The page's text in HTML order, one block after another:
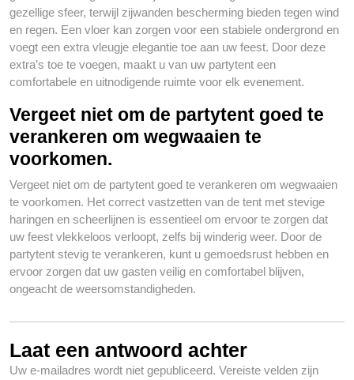
gezellige sfeer, terwijl zijwanden bescherming bieden tegen wind
en regen. Een vloer kan zorgen voor een stabiele ondergrond en
voegt een extra vleugje elegantie toe aan uw feest. Door deze
extra’s toe te voegen, maakt u van uw partytent een
comfortabele en uitnodigende ruimte voor elk evenement.
Vergeet niet om de partytent goed te
verankeren om wegwaaien te
voorkomen.
Vergeet niet om de partytent goed te verankeren om wegwaaien
te voorkomen. Het correct vastzetten van de tent met stevige
haringen en scheerlijnen is essentieel om ervoor te zorgen dat
uw feest vlekkeloos verloopt, zelfs bij winderig weer. Door de
partytent stevig te verankeren, kunt u gemoedsrust hebben en
ervoor zorgen dat uw gasten veilig en comfortabel blijven,
ongeacht de weersomstandigheden.
Laat een antwoord achter
Uw e-mailadres wordt niet gepubliceerd. Vereiste velden zijn